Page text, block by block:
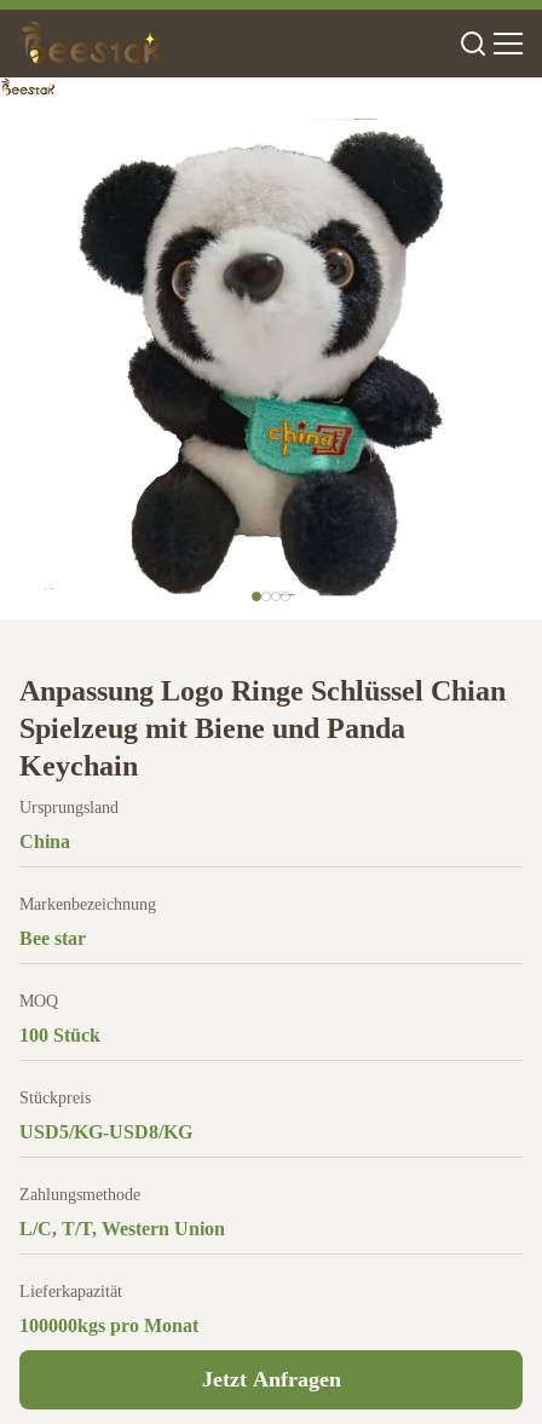
Anpassung Logo Ringe Schlüssel Chian
Spielzeug mit Biene und Panda
Keychain
Ursprungsland
China
Markenbezeichnung
Bee star
MOQ
100 Stück
Stückpreis
USD5/KG-USD8/KG
Zahlungsmethode
L/C, T/T, Western Union
Lieferkapazität
100000kgs pro Monat
Jetzt Anfragen